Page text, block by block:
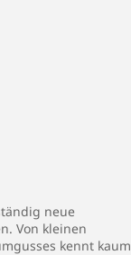
neue
Von kleinen
kennt kaum